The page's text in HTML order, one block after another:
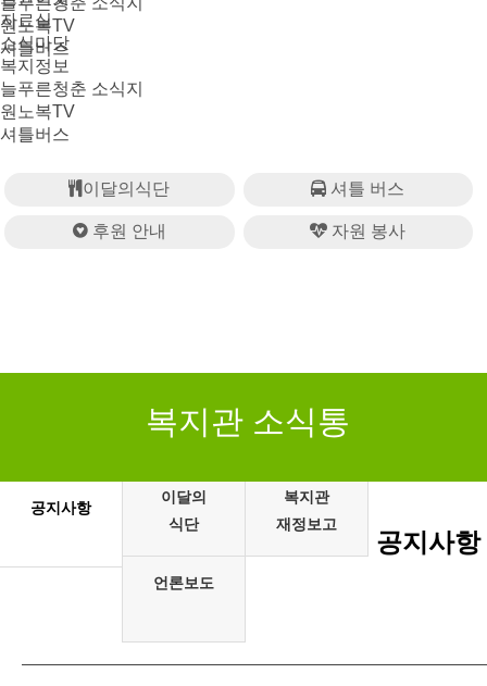
원노복TV
셔틀버스
자료실
소식마당
복지정보
늘푸른청춘 소식지
원노복TV
셔틀버스
이달의식단 셔틀 버스
후원 안내 자원 봉사
복지관 소식통
공지사항
이달의
식단
복지관
재정보고
언론보도
공지사항